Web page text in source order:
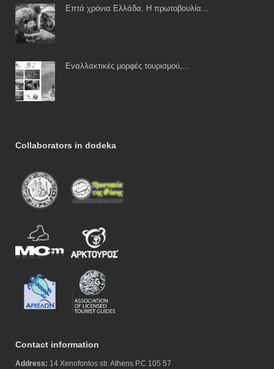
Επτά χρόνια Ελλάδα. Η πρωτοβουλία...
Εναλλακτικές μορφές τουρισμού,...
Collaborators in dodeka
Contact information
Address: 14 Xenofontos str. Athens P.C 105 57